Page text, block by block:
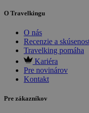
O Travelkingu
O nás
Recenzie a
Travelking pomáha
Kariéra
Pre novinárov
Kontakt
Pre zákazníkov